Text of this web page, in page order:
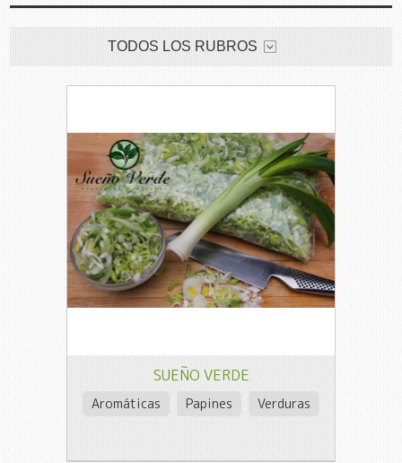
TODOS LOS RUBROS
SUEÑO VERDE
Aromáticas Papines Verduras